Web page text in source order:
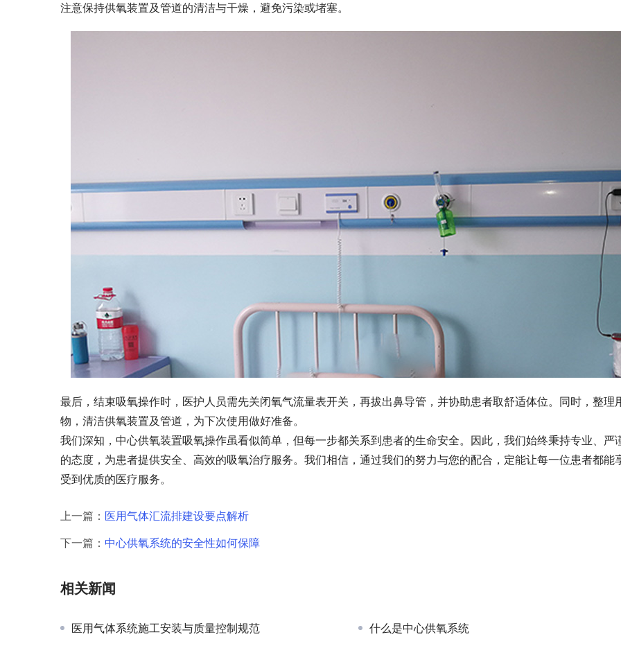
注意保持供氧装置及管道的清洁与干燥，避免污染或堵塞。
最后，结束吸氧操作时，医护人员需先关闭氧气流量表开关，再拔出鼻导管，并协助患者取舒适体位。同时，整理
物，清洁供氧装置及管道，为下次使用做好准备。
我们深知，中心供氧装置吸氧操作虽看似简单，但每一步都关系到患者的生命安全。因此，我们始终秉持专业、严
的态度，为患者提供安全、高效的吸氧治疗服务。我们相信，通过我们的努力与您的配合，定能让每一位患者都能
受到优质的医疗服务。
上一篇： 医用气体汇流排建设要点解析
下一篇： 中心供氧系统的安全性如何保障
相关新闻
医用气体系统施工安装与质量控制规范 什么是中心供氧系统